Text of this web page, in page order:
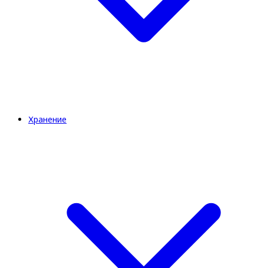
Хранение